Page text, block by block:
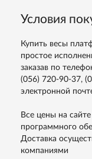
Условия
Купить весы
простое
заказав по
(056) 720-90-37,
электронной
Все цены на
программного
Доставка
компаниями